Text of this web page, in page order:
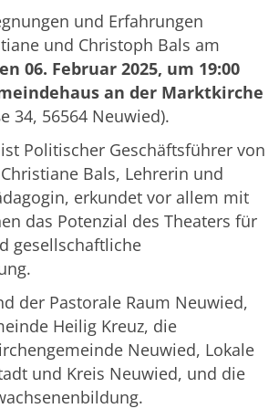
und Erfahrungen
und Christoph Bals am
06. Februar 2025, um 19:00
an der Marktkirche
34, 56564 Neuwied).
Politischer Geschäftsführer von
Bals, Lehrerin und
erkundet vor allem mit
das Potenzial des Theaters für
gesellschaftliche
der Pastorale Raum Neuwied,
Heilig Kreuz, die
Neuwied, Lokale
und Kreis Neuwied, und die